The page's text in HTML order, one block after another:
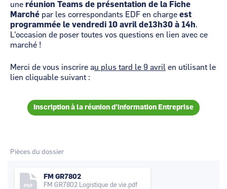
une réunion Teams de présentation de la Fiche
Marché par les correspondants EDF en charge est
programmée le vendredi 10 avril de13h30 à 14h.
L'occasion de poser toutes vos questions en lien avec ce
marché !
Merci de vous inscrire au plus tard le 9 avril en utilisant le
lien cliquable suivant :
Inscription à la réunion d’information Entreprise
Pièces du dossier
FM GR7802
FM GR7802 Logistique de vie.pdf